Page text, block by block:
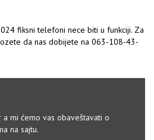
fiksni telefoni nece biti u funkciji. Za
da nas dobijete na 063-108-43-
mi ćemo vas obaveštavati o
na sajtu.